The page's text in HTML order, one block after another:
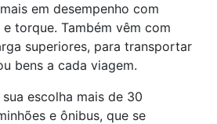
em desempenho com
torque. Também vêm com
superiores, para transportar
bens a cada viagem.
escolha mais de 30
e ônibus, que se